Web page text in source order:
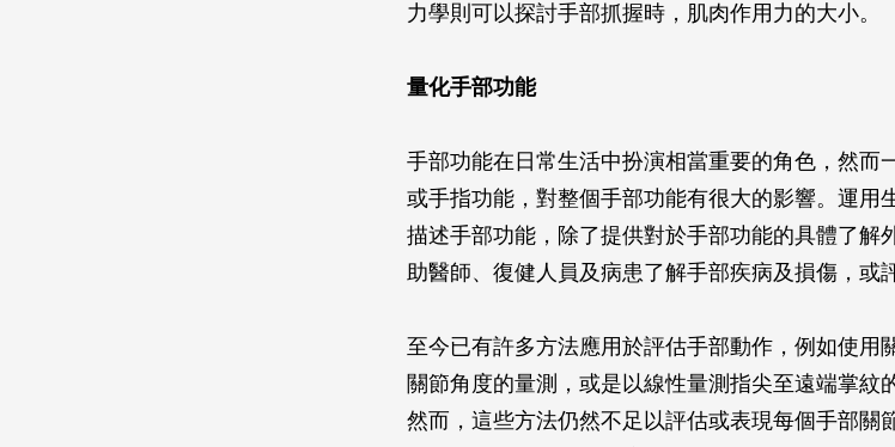
力學則可以探討手部抓握時，肌肉作用力的大小。
量化手部功能
手部功能在日常生活中扮演相當重要的角色，然而
或手指功能，對整個手部功能有很大的影響。運用
描述手部功能，除了提供對於手部功能的具體了解
助醫師、復健人員及病患了解手部疾病及損傷，或
至今已有許多方法應用於評估手部動作，例如使用
關節角度的量測，或是以線性量測指尖至遠端掌紋
然而，這些方法仍然不足以評估或表現每個手部關